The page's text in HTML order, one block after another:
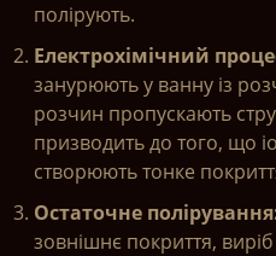
полірують.
Електрохімічний
занурюють у ванну із
розчин пропускають
призводить до того, що
створюють тонке
Остаточне
зовнішнє покриття,